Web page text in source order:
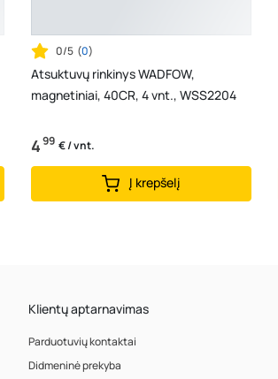
0/5 (0)
Atsuktuvų rinkinys WADFOW,
magnetiniai, 40CR, 4 vnt., WSS2204
499 € / vnt.
Į krepšelį
Klientų aptarnavimas
Parduotuvių kontaktai
Didmeninė prekyba